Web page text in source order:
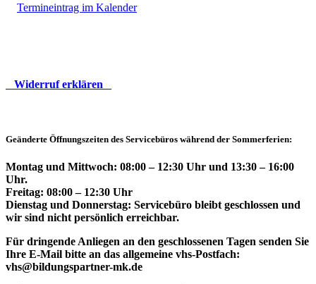
Termineintrag im Kalender
Widerruf erklären
Geänderte Öffnungszeiten des Servicebüros während der Sommerferien:
Montag und Mittwoch: 08:00 – 12:30 Uhr und 13:30 – 16:00
Uhr.
Freitag: 08:00 – 12:30 Uhr
Dienstag und Donnerstag: Servicebüro bleibt geschlossen und
wir sind nicht persönlich erreichbar.
Für dringende Anliegen an den geschlossenen Tagen senden Sie
Ihre E-Mail bitte an das allgemeine vhs-Postfach:
vhs@bildungspartner-mk.de